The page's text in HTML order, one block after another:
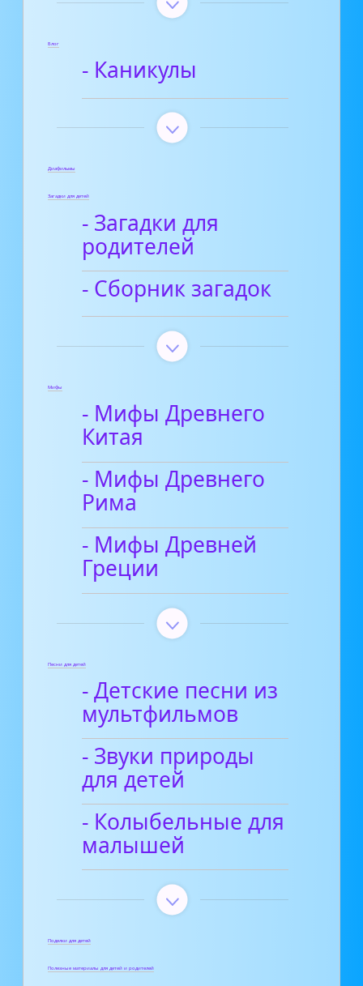
Блог
- Каникулы
Диафильмы
Загадки для детей
- Загадки для
родителей
- Сборник загадок
Мифы
- Мифы Древнего
Китая
- Мифы Древнего
Рима
- Мифы Древней
Греции
Песни для детей
- Детские песни из
мультфильмов
- Звуки природы
для детей
- Колыбельные для
малышей
Поделки для детей
Полезные материалы для детей и родителей